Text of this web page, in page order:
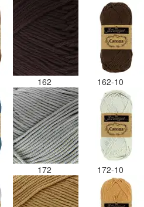
162 162-10
172 172-10